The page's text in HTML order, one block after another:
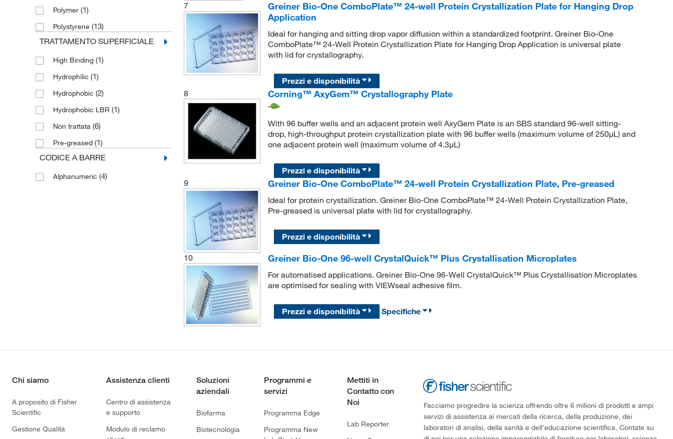
Polymer (1)
Polystyrene (13)
TRATTAMENTO SUPERFICIALE
High Binding (1)
Hydrophilic (1)
Hydrophobic (2)
Hydrophobic LBR (1)
Non trattata (6)
Pre-greased (1)
CODICE A BARRE
Alphanumeric (4)
7
Greiner Bio-One ComboPlate™ 24-well Protein Crystallization Plate for Hanging Drop
Application
Ideal for hanging and sitting drop vapor diffusion within a standardized footprint. Greiner Bio-One
ComboPlate™ 24-Well Protein Crystallization Plate for Hanging Drop Application is universal plate
with lid for crystallography.
Prezzi e disponibilità
8
Corning™ AxyGem™ Crystallography Plate
With 96 buffer wells and an adjacent protein well AxyGem Plate is an SBS standard 96-well sitting-
drop, high-throughput protein crystallization plate with 96 buffer wells (maximum volume of 250μL) and
one adjacent protein well (maximum volume of 4.3μL)
Prezzi e disponibilità
9
Greiner Bio-One ComboPlate™ 24-well Protein Crystallization Plate, Pre-greased
Ideal for protein crystallization. Greiner Bio-One ComboPlate™ 24-Well Protein Crystallization Plate,
Pre-greased is universal plate with lid for crystallography.
Prezzi e disponibilità
10 Greiner Bio-One 96-well CrystalQuick™ Plus Crystallisation Microplates
For automatised applications. Greiner Bio-One 96-Well CrystalQuick™ Plus Crystallisation Microplates
are optimised for sealing with VIEWseal adhesive film.
Prezzi e disponibilità Specifiche
Chi siamo
A proposito di Fisher
Scientific
Gestione Qualità
Assistenza clienti
Centro di assistenza
e supporto
Modulo di reclamo
Soluzioni
aziendali
Biofarma
Biotecnologia
Programmi e
servizi
Programma Edge
Programma New
Mettiti in
Contatto con
Noi
Lab Reporter
Facciamo progredire la scienza offrendo oltre 6 milioni di prodotti e ampi
servizi di assistenza ai mercati della ricerca, della produzione, dei
laboratori di analisi, della sanità e dell'educazione scientifica. Contate su